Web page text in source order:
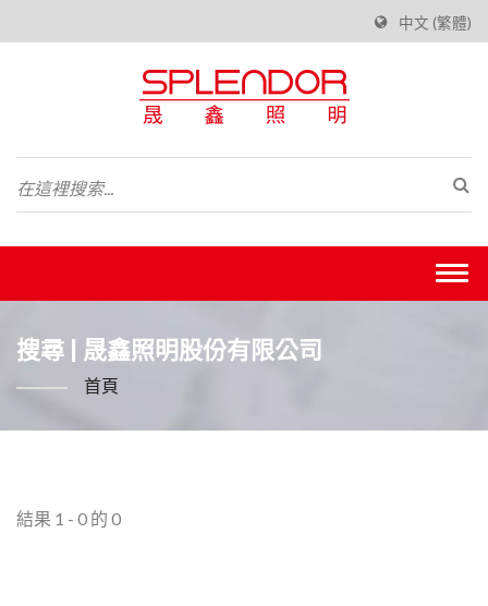
中文 (繁體)
搜尋 | 晟鑫照明股份有限公司
首頁
結果 1 - 0 的 0